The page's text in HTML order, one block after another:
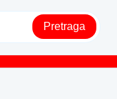
Pretraga